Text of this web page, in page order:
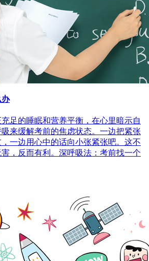
办
足的睡眠和营养平衡，在心里暗示自
来缓解考前的焦虑状态。一边把紧张
一边用心中的话向小张紧张吧。这不
，反而有利。深呼吸法：考前找一个